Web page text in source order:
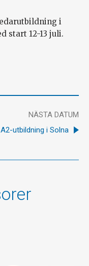
i
start 12-13 juli.
NÄSTA DATUM
A2-utbildning i Solna